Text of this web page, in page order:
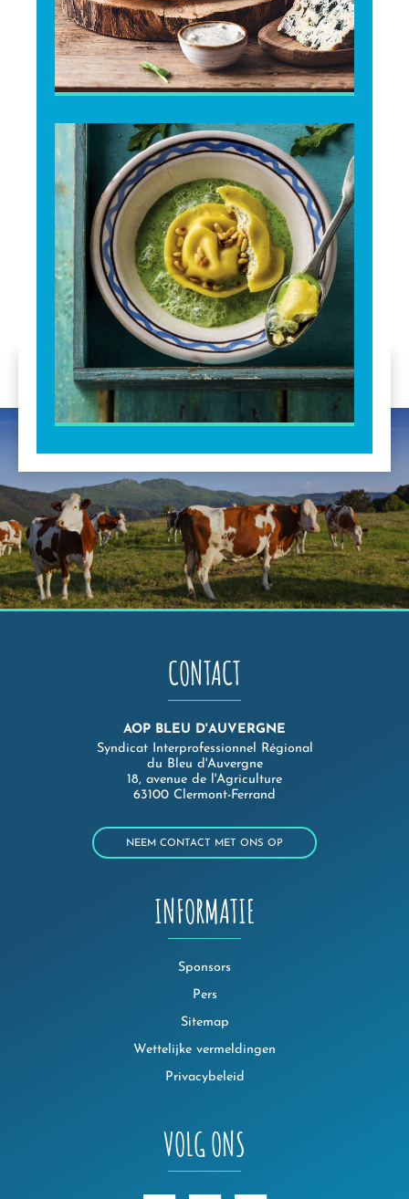
CONTACT
AOP BLEU D'AUVERGNE
Syndicat Interprofessionnel Régional
du Bleu d'Auvergne
18, avenue de l'Agriculture
63100 Clermont-Ferrand
NEEM CONTACT MET ONS OP
INFORMATIE
Sponsors
Pers
Sitemap
Wettelijke vermeldingen
Privacybeleid
VOLG ONS